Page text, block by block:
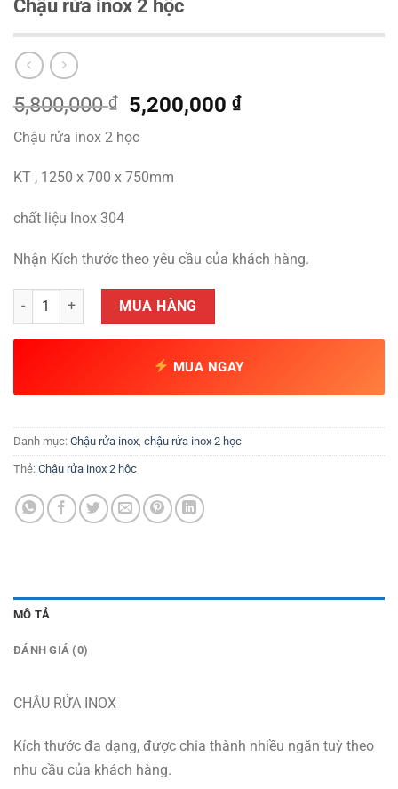
Chậu rửa inox 2 hộc
5,800,000₫
Giá
là:
5,800,000 ₫.
5,200,000₫Giá
Chậu rửa inox 2 học
KT , 1250 x 700 x 750mm
chất liệu Inox 304
Nhận Kích thước theo yêu cầu của khách hàng.
Chậu rửa inox 2 hộc số lượng
MUA HÀNG
MUA NGAY
Danh mục: Chậu rửa inox chậu rửa inox 2 học
Thẻ: Chậu rửa inox 2 hộc
MÔ TẢ
ĐÁNH GIÁ (0)
CHÂU RỬA INOX
Kích thước đa dạng, được chia thành nhiều ngăn tuỳ theo
nhu cầu của khách hàng.